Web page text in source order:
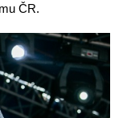
ČR.